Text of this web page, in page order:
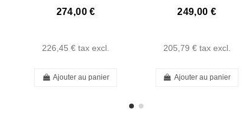
274,00 €
226,45 € tax excl.
Ajouter au panier
- 1154640342
249,00 €
205,79 € tax excl.
Ajouter au panier